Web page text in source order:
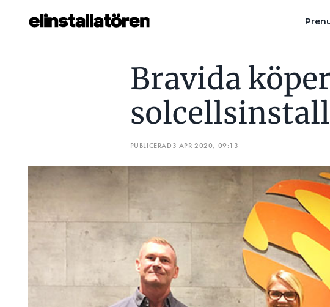
Hantera prenumeration
Annonsera
Läs E-tidningen
Om tidningen
Kontakt
Personuppgifter
Bravida köper
PUBLICERAD3 APR 2020, 09:13
BRAVIDA KÖPER SOLCELLSINSTALLATÖR BRAVIDA KÖPER EL- OCH